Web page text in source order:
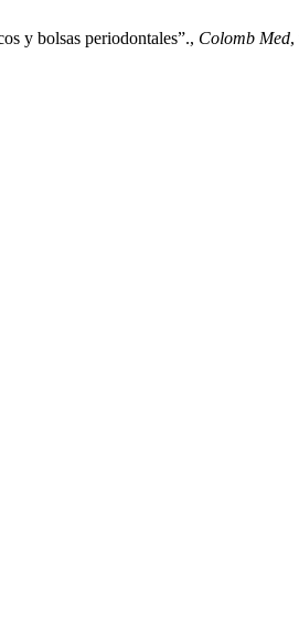
y bolsas periodontales”., Colomb Med,